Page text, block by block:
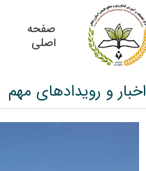
صفحه
اصلی
اخبار و رویدادهای مهم